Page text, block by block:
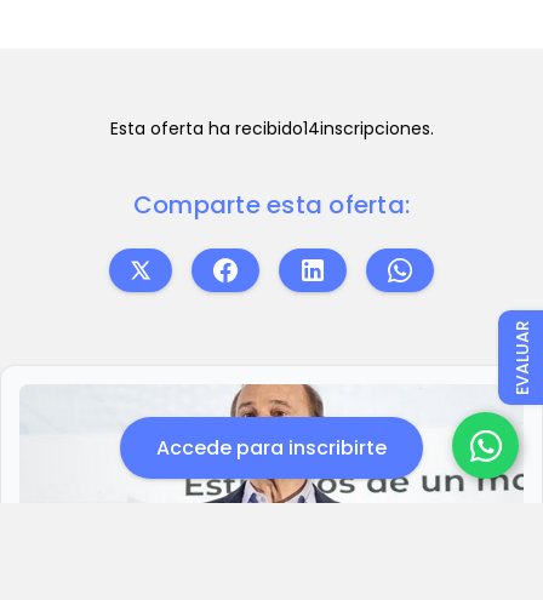
Accede para inscribirte
Esta oferta ha recibido14inscripciones.
Comparte esta oferta:
EVALUAR